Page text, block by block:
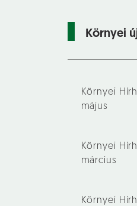
Környei
Környei
május
Környei
március
Környei